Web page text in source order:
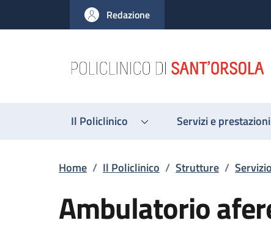
al contenuto principale
to footer content
Redazione
Il Policlinico Servizi e prestazioni
Briciole di pane
Home / Il Policlinico / Strutture /
Ambulatorio